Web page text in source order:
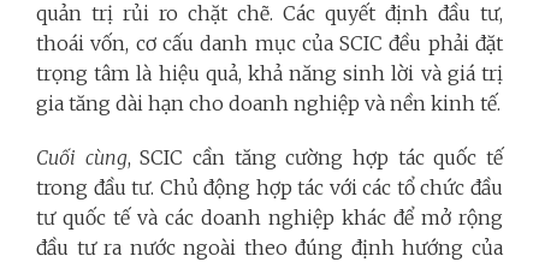
quản trị rủi ro chặt chẽ. Các quyết định đầu tư,
thoái vốn, cơ cấu danh mục của SCIC đều phải đặt
trọng tâm là hiệu quả, khả năng sinh lời và giá trị
gia tăng dài hạn cho doanh nghiệp và nền kinh tế.
Cuối cùng, SCIC cần tăng cường hợp tác quốc tế
trong đầu tư. Chủ động hợp tác với các tổ chức đầu
tư quốc tế và các doanh nghiệp khác để mở rộng
đầu tư ra nước ngoài theo đúng định hướng của